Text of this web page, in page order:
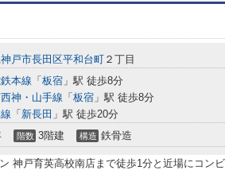
神戸市長田区平和台町 ２丁目
本線 「 板宿 」駅 徒歩8分
神・山手線 「 板宿 」駅 徒歩8分
「 新長田 」駅 徒歩20分
階数 3階建 構造 鉄骨造
神戸育英高校南店まで徒歩1分と近場にコン